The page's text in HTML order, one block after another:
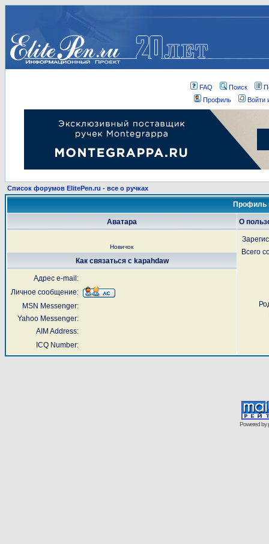
FAQ Поиск
Профиль
Войти
Список форумов ElitePen.ru - все о ручках
Профиль
Аватара О
Новичок
Всего
Как связаться с kapahdaw
Адрес e-mail:
Личное сообщение:
MSN Messenger:
Yahoo Messenger:
AIM Address:
ICQ Number:
Powered by